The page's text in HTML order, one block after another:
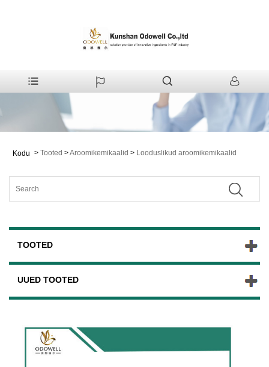
Kodu > Tooted >Aroomikemikaalid > Looduslikud aroomikemikaalid
TOOTED
UUED TOOTED